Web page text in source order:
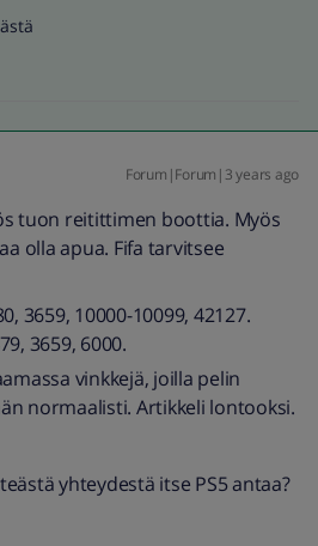
Forum|Forum|3 years ago
tuon reitittimen boottia. Myös
olla apua. Fifa tarvitsee
3659, 10000-10099, 42127.
3659, 6000.
vinkkejä, joilla pelin
normaalisti. Artikkeli lontooksi.
yhteydestä itse PS5 antaa?